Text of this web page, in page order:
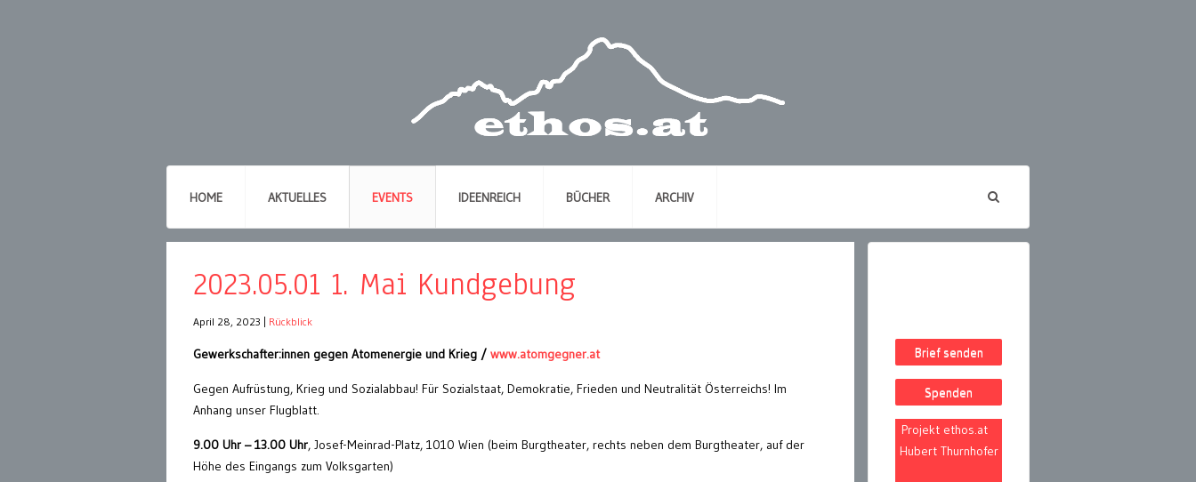
HOME AKTUELLES EVENTS IDEENREICH BÜCHER ARCHIV
2023.05.01 1. Mai Kundgebung
April 28, 2023 Rückblick
Gewerkschafter:innen gegen Atomenergie und Krieg / www.atomgegner.at
Gegen Aufrüstung, Krieg und Sozialabbau! Für Sozialstaat, Demokratie, Frieden und Neutralität Österreichs! Im
Anhang unser Flugblatt.
9.00 Uhr – 13.00 Uhr, Josef-Meinrad-Platz, 1010 Wien (beim Burgtheater, rechts neben dem Burgtheater, auf der
Höhe des Eingangs zum Volksgarten)
Brief senden
Spenden
Projekt ethos.at
Hubert Thurnhofer